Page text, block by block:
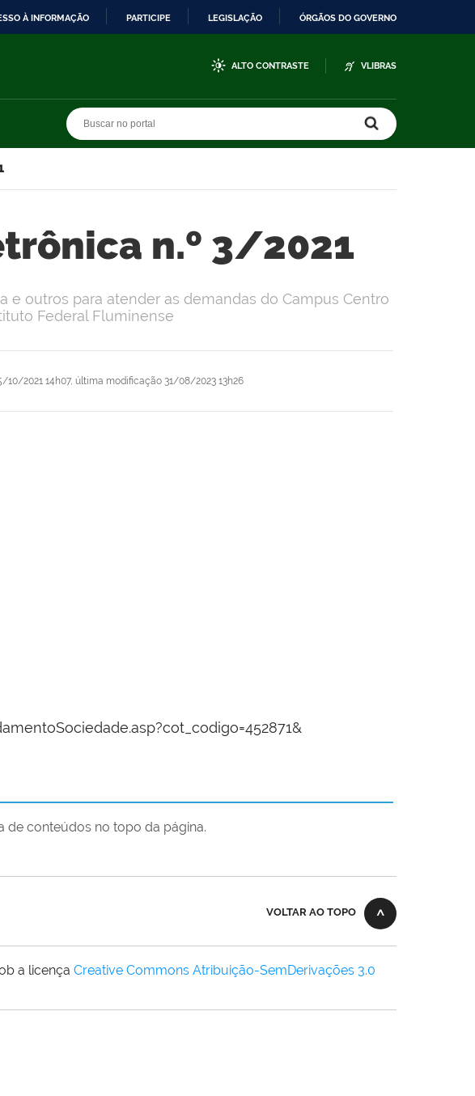
À INFORMAÇÃO PARTICIPE LEGISLAÇÃO ÓRGÃOS DO GOVERNO
ALTO CONTRASTE VLIBRAS
n.º 3/2021
10/2021 14h07, última modificação 31/08/2023 13h26
e outros para atender as demandas do Campus Centro
Federal Fluminense
de conteúdos no topo da página.
VOLTAR AO TOPO
a licença Creative Commons Atribuição-SemDerivações 3.0